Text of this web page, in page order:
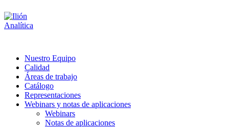
Nuestro Equipo
Calidad
Áreas de trabajo
Catálogo
Representaciones
Webinars y notas de aplicaciones
Webinars
Notas de aplicaciones